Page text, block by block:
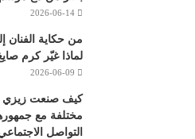
2026-06-14
من حكاية الفنان
لماذا غيّر كرم
2026-06-09
كيف صنعت زيزي
مختلفة مع
التواصل